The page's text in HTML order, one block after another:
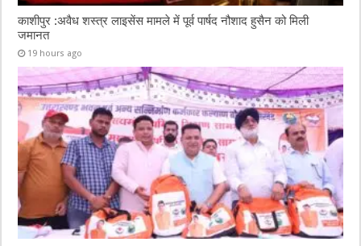
काशीपुर :अवैध शस्त्र लाइसेंस मामले में पूर्व पार्षद नौशाद हुसैन को मिली
जमानत
19 hours ago